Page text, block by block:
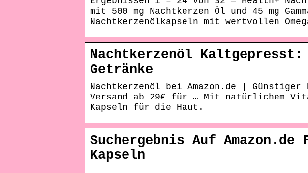
mit 500 mg Nachtkerzen Öl und 45 mg
Nachtkerzenölkapseln mit wertvollen
Nachtkerzenöl
Getränke
Nachtkerzenöl bei Amazon.de |
Versand ab 29€ für … Mit natürlichem
Kapseln für die Haut.
Suchergebnis Auf
Kapseln